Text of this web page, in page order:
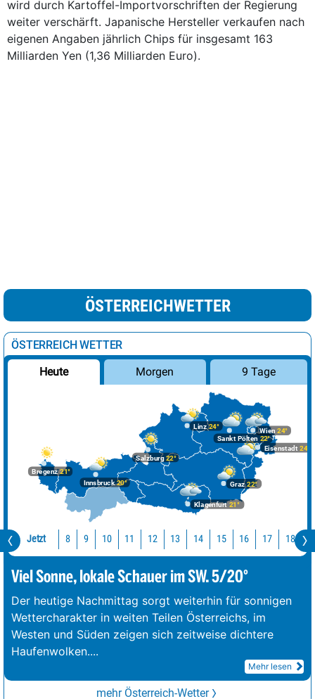
wird durch Kartoffel-Importvorschriften der Regierung
weiter verschärft. Japanische Hersteller verkaufen nach
eigenen Angaben jährlich Chips für insgesamt 163
Milliarden Yen (1,36 Milliarden Euro).
ÖSTERREICHWETTER
ÖSTERREICH WETTER
Heute Morgen 9 Tage
Bregenz21°
Graz22°
Innsbruck20°
Klagenfurt 21°
Linz24°
Salzburg22°
Wien 24°
Eisenstadt 24°
Sankt Pölten 22°
Jetzt 8 9 10 11 12 13 14 15 16 17 18
Viel Sonne, lokale Schauer im SW. 5/20°
Der heutige Nachmittag sorgt weiterhin für sonnigen
Wettercharakter in weiten Teilen Österreichs, im
Westen und Süden zeigen sich zeitweise dichtere
Haufenwolken....
Mehr lesen
mehr Österreich-Wetter